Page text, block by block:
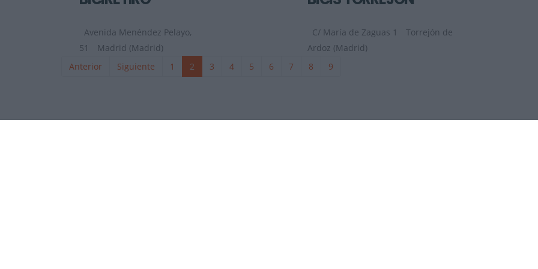
Avenida Menéndez Pelayo,
51
Madrid (Madrid)
C/ María de Zaguas 1
Torrejón de
Ardoz (Madrid)
Anterior
Siguiente 1 2 3 4 5 6 7 8 9